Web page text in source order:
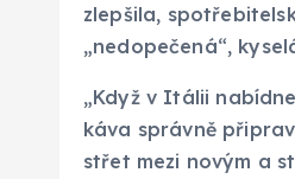
zlepšila,
„nedopečená“,
„Když v Itálii
káva správně
střet mezi novým a